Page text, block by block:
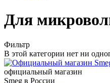
Для
Фильтр
В этой категории нет ни
официальный магазин
Smeg в России